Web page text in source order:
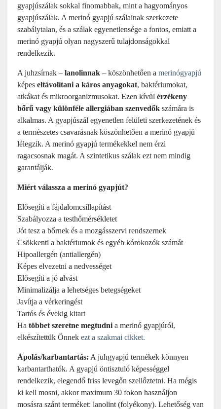
gyapjúszálak sokkal finomabbak, mint a hagyományos
gyapjúszálak. A merinó gyapjú szálainak szerkezete
szabálytalan, és a szálak egyenetlensége a fontos, emiatt a
merinó gyapjú olyan nagyszerű tulajdonságokkal
rendelkezik.
A juhzsírnak – lanolinnak – köszönhetően a merinógyapjú
képes eltávolítani a káros anyagokat, baktériumokat,
atkákat és mikroorganizmusokat. Ezen kívül érzékeny
bőrű vagy különféle allergiában szenvedők számára is
alkalmas. A gyapjúszál egyenetlen felületi szerkezetének és
a természetes csavarásnak köszönhetően a merinó gyapjú
lélegzik. A merinó gyapjú termékekkel nem érzi
ragacsosnak magát. A szintetikus szálak ezt nem mindig
garantálják.
Miért válassza a merinó gyapjút?
Elősegíti a fájdalomcsillapítást
Szabályozza a testhőmérsékletet
Jót tesz a bőrnek és a mozgásszervi rendszernek
Csökkenti a baktériumok és egyéb kórokozók számát
Hipoallergén (antiallergén)
Képes elvezetni a nedvességet
Elősegíti a jó alvást
Minimalizálja a lehetséges betegségeket
Javítja a vérkeringést
Tartós és évekig kitart
Ha többet szeretne megtudni a merinó gyapjúról,
elkészítettük Önnek ezt a szakmai cikket.
Ápolás/karbantartás: A juhgyapjú termékek könnyen
karbantarthatók. A gyapjú öntisztuló képességgel
rendelkezik, elegendő friss levegőn szellőztetni. Ha mégis
ki kell mosni, akkor maximum 30 fokon használjon
mosásra szánt terméket: lanolint (folyékony). Lehetőség van